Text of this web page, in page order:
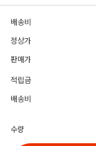
배송비
정상가
판매가
적립금
배송비
수량